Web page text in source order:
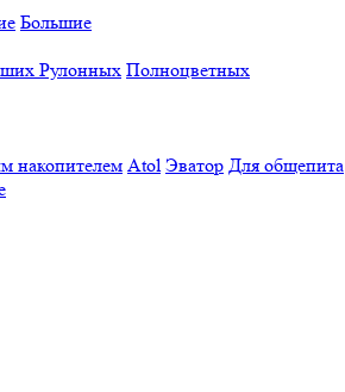
Большие
Рулонных Полноцветных
накопителем Atol Эватор Для общепита